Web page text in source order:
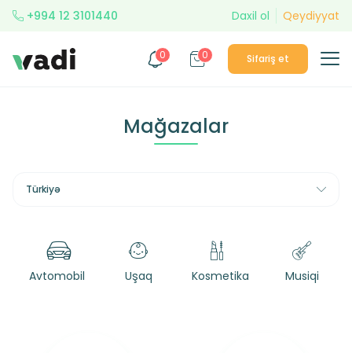
+994 12 3101440 Daxil ol Qeydiyyat
0 0 Sifariş et
Mağazalar
Türkiyə
Avtomobil Uşaq Kosmetika Musiqi